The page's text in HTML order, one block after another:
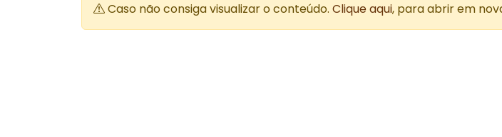
Caso não consiga visualizar o conteúdo. Clique aqui, para abrir em